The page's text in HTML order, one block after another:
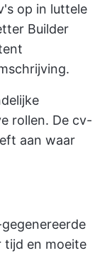
op in luttele
Builder
rollen. De cv-
aan waar
tijd en moeite